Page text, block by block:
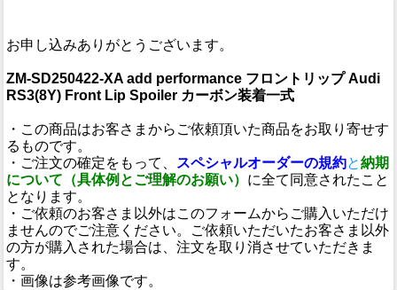
お申し込みありがとうございます。
ZM-SD250422-XA add performance フロントリップ Audi
RS3(8Y) Front Lip Spoiler カーボン装着一式
・この商品はお客さまからご依頼頂いた商品をお取り寄せす
るものです。
・ご注文の確定をもって、
スペシャルオーダーの規約と納期
について（具体例とご理解のお願い） に全て同意されたこと
となります。
・ご依頼のお客さま以外はこのフォームからご購入いただけ
ませんのでご注意ください。ご依頼いただいたお客さま以外
の方が購入された場合は、注文を取り消させていただきま
す。
・画像は参考画像です。